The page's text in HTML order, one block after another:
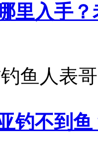
里入手
鱼人表哥
钓不到